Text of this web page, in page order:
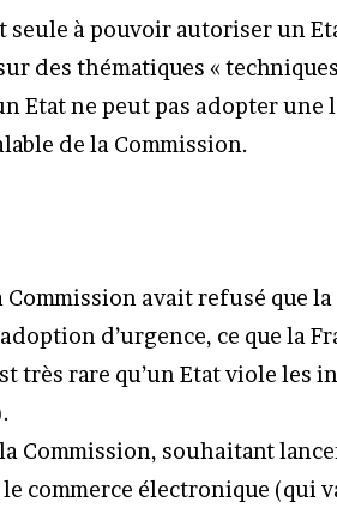
seule à pouvoir autoriser un
des thématiques «
Etat ne peut pas adopter
de la Commission.
Commission avait refusé que
d’urgence, ce que la
très rare qu’un Etat viole les
Commission, souhaitant
commerce électronique (qui